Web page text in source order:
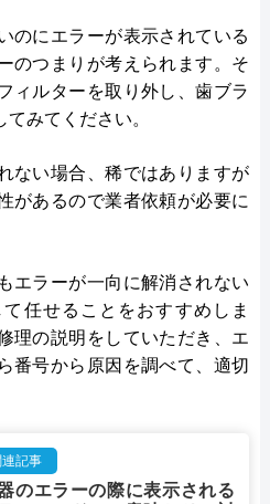
のにエラーが表示されている
のつまりが考えられます。そ
ィルターを取り外し、歯ブラ
みてください。
ない場合、稀ではありますが
があるので業者依頼が必要に
エラーが一向に解消されない
任せることをおすすめしま
理の説明をしていただき、エ
番号から原因を調べて、適切
連記事
のエラーの際に表示される